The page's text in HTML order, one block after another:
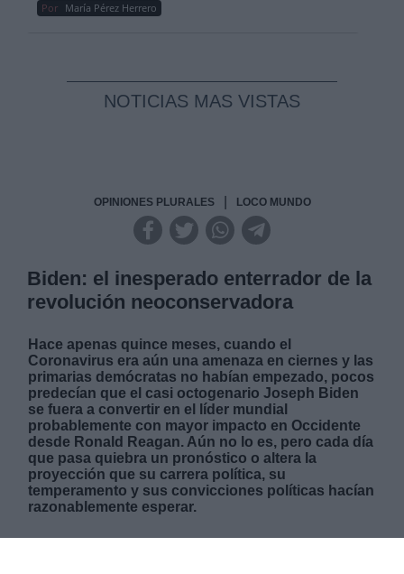
Por María Pérez Herrero
NOTICIAS MAS VISTAS
OPINIONES PLURALES LOCO MUNDO
Biden: el inesperado enterrador de la
revolución neoconservadora
Hace apenas quince meses, cuando el
Coronavirus era aún una amenaza en ciernes y las
primarias demócratas no habían empezado, pocos
predecían que el casi octogenario Joseph Biden
se fuera a convertir en el líder mundial
probablemente con mayor impacto en Occidente
desde Ronald Reagan. Aún no lo es, pero cada día
que pasa quiebra un pronóstico o altera la
proyección que su carrera política, su
temperamento y sus convicciones políticas hacían
razonablemente esperar.